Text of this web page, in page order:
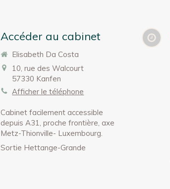
Accéder au cabinet
Elisabeth Da Costa
10, rue des Walcourt
57330 Kanfen
Afficher le téléphone
Cabinet facilement accessible
depuis A31, proche frontière, axe
Metz-Thionville- Luxembourg.
Sortie Hettange-Grande